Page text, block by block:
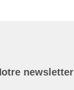
newsletter